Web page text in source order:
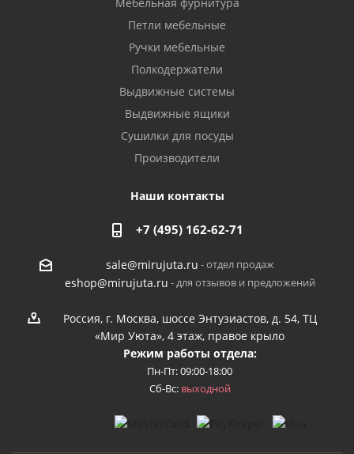
Петли мебельные
Ручки мебельные
Полкодержатели
Выдвижные системы
Выдвижные ящики
Сушилки для посуды
Производители
Наши контакты
+7 (495) 162-62-71
sale@mirujuta.ru - отдел продаж
eshop@mirujuta.ru - для отзывов и предложений
Россия, г. Москва, шоссе Энтузиастов, д. 54, ТЦ
«Мир Уюта», 4 этаж, правое крыло
Режим работы отдела:
Пн-Пт: 09:00-18:00
Сб-Вс: выходной